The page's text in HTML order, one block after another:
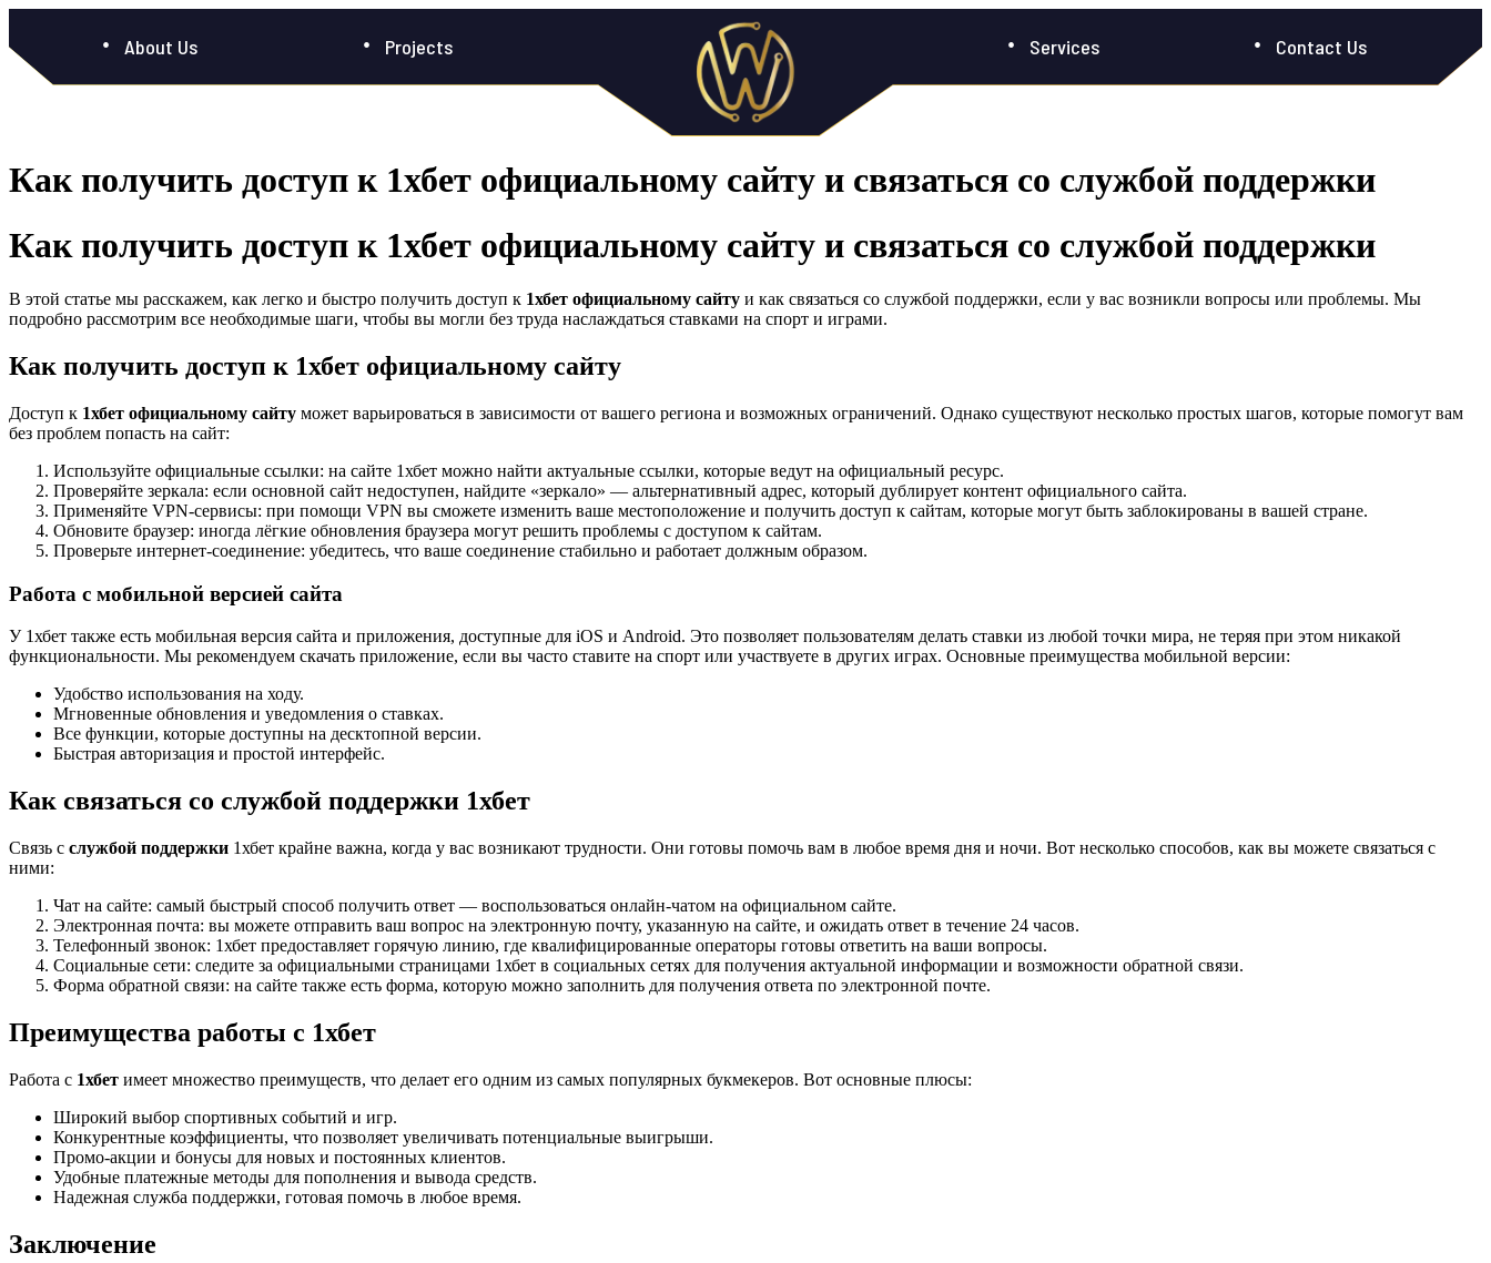
About Us Projects Contact Us
Services
Как получить доступ к 1хбет официальному сайту и связаться со службой поддержки
Как получить доступ к 1хбет официальному сайту и связаться со службой поддержки
В этой статье мы расскажем, как легко и быстро получить доступ к 1хбет официальному сайту и как связаться со службой поддержки, если у вас возникли вопросы или проблемы. Мы
подробно рассмотрим все необходимые шаги, чтобы вы могли без труда наслаждаться ставками на спорт и играми.
Как получить доступ к 1хбет официальному сайту
Доступ к 1хбет официальному сайту может варьироваться в зависимости от вашего региона и возможных ограничений. Однако существуют несколько простых шагов, которые помогут вам
без проблем попасть на сайт:
Используйте официальные ссылки: на сайте 1хбет можно найти актуальные ссылки, которые ведут на официальный ресурс.
Проверяйте зеркала: если основной сайт недоступен, найдите «зеркало» — альтернативный адрес, который дублирует контент официального сайта.
Применяйте VPN-сервисы: при помощи VPN вы сможете изменить ваше местоположение и получить доступ к сайтам, которые могут быть заблокированы в вашей стране.
Обновите браузер: иногда лёгкие обновления браузера могут решить проблемы с доступом к сайтам.
Проверьте интернет-соединение: убедитесь, что ваше соединение стабильно и работает должным образом.
Работа с мобильной версией сайта
У 1хбет также есть мобильная версия сайта и приложения, доступные для iOS и Android. Это позволяет пользователям делать ставки из любой точки мира, не теряя при этом никакой
функциональности. Мы рекомендуем скачать приложение, если вы часто ставите на спорт или участвуете в других играх. Основные преимущества мобильной версии:
Удобство использования на ходу.
Мгновенные обновления и уведомления о ставках.
Все функции, которые доступны на десктопной версии.
Быстрая авторизация и простой интерфейс.
Как связаться со службой поддержки 1хбет
Связь с службой поддержки 1хбет крайне важна, когда у вас возникают трудности. Они готовы помочь вам в любое время дня и ночи. Вот несколько способов, как вы можете связаться с
ними:
Чат на сайте: самый быстрый способ получить ответ — воспользоваться онлайн-чатом на официальном сайте.
Электронная почта: вы можете отправить ваш вопрос на электронную почту, указанную на сайте, и ожидать ответ в течение 24 часов.
Телефонный звонок: 1хбет предоставляет горячую линию, где квалифицированные операторы готовы ответить на ваши вопросы.
Социальные сети: следите за официальными страницами 1хбет в социальных сетях для получения актуальной информации и возможности обратной связи.
Форма обратной связи: на сайте также есть форма, которую можно заполнить для получения ответа по электронной почте.
Преимущества работы с 1хбет
Работа с 1хбет имеет множество преимуществ, что делает его одним из самых популярных букмекеров. Вот основные плюсы:
Широкий выбор спортивных событий и игр.
Конкурентные коэффициенты, что позволяет увеличивать потенциальные выигрыши.
Промо-акции и бонусы для новых и постоянных клиентов.
Удобные платежные методы для пополнения и вывода средств.
Надежная служба поддержки, готовая помочь в любое время.
Заключение